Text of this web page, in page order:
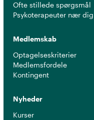
Ofte stillede spørgsmål
Psykoterapeuter nær dig
Medlemskab
Optagelseskriterier
Medlemsfordele
Kontingent
Nyheder
Kurser